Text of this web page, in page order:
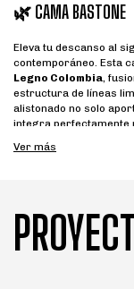
🌿 CAMA BASTONE
Eleva tu descanso al
contemporáneo. Esta
Legno Colombia,
estructura de líneas
alistonado no solo
integra perfectamente
alistonado en
acolchados en
Ver más